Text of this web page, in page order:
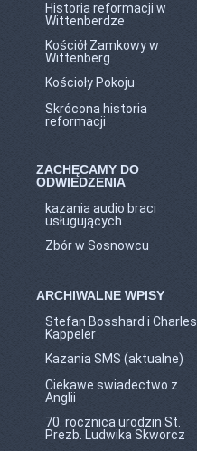
Historia reformacji w
Wittenberdze
Kościół Zamkowy w
Wittenberg
Kościoły Pokoju
Skrócona historia
reformacji
ZACHĘCAMY DO
ODWIEDZENIA
kazania audio braci
usługujących
Zbór w Sosnowcu
ARCHIWALNE WPISY
Stefan Bosshard i Charles
Kappeler
Kazania SMS (aktualne)
Ciekawe swiadectwo z
Anglii
70. rocznica urodzin St.
Prezb. Ludwika Skworcz